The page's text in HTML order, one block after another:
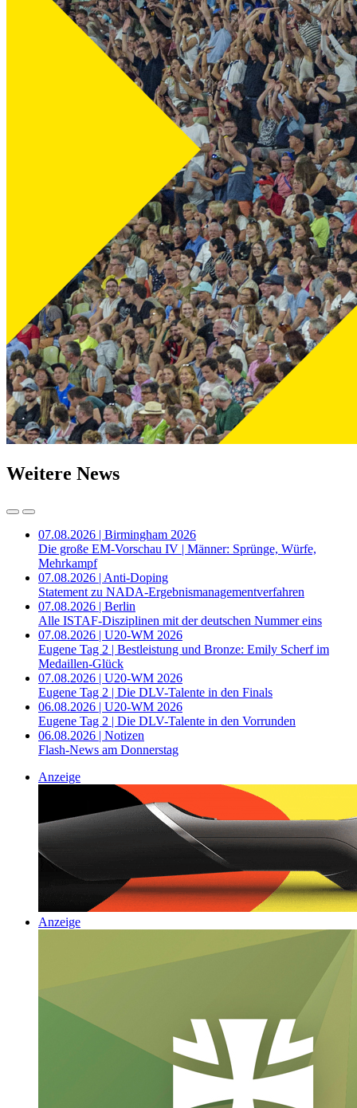
Weitere News
07.08.2026 | Birmingham 2026
Die große EM-Vorschau IV | Männer: Sprünge, Würfe,
Mehrkampf
07.08.2026 | Anti-Doping
Statement zu NADA-Ergebnismanagementverfahren
07.08.2026 | Berlin
Alle ISTAF-Disziplinen mit der deutschen Nummer eins
07.08.2026 | U20-WM 2026
Eugene Tag 2 | Bestleistung und Bronze: Emily Scherf im
Medaillen-Glück
07.08.2026 | U20-WM 2026
Eugene Tag 2 | Die DLV-Talente in den Finals
06.08.2026 | U20-WM 2026
Eugene Tag 2 | Die DLV-Talente in den Vorrunden
06.08.2026 | Notizen
Flash-News am Donnerstag
Anzeige
Anzeige